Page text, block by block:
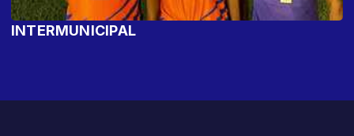
INTERMUNICIPAL